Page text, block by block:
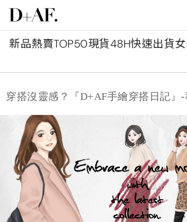
新品熱賣TOP50現貨48H快速出貨
穿搭沒靈感？『D+AF手繪穿搭日記』-